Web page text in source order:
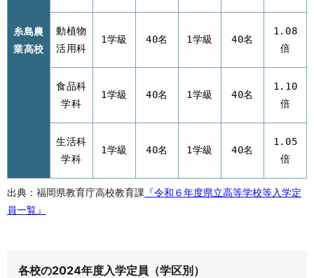
糸島農
業高校
動植物
活用科
1学級 40名 1学級 40名
1.08
倍
食品科
学科
1学級 40名 1学級 40名
1.10
倍
生活科
学科
1学級 40名 1学級 40名
1.05
倍
出典：福岡県教育庁高校教育課 『令和６年度県立高等学校等入学定
員一覧』
各校の2024年度入学定員（学区別）